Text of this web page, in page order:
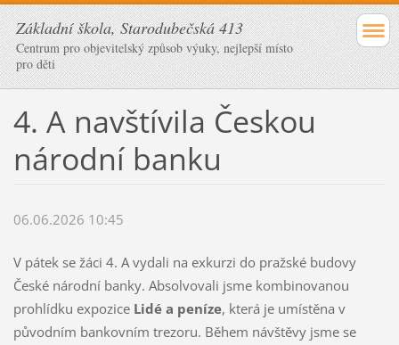
Základní škola, Starodubečská 413
Centrum pro objevitelský způsob výuky, nejlepší místo
pro děti
4. A navštívila Českou
národní banku
06.06.2026 10:45
V pátek se žáci 4. A vydali na exkurzi do pražské budovy
České národní banky. Absolvovali jsme kombinovanou
prohlídku expozice Lidé a peníze, která je umístěna v
původním bankovním trezoru. Během návštěvy jsme se